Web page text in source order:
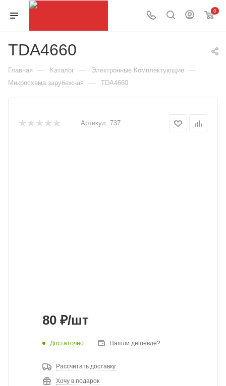
0
TDA4660
Главная — Каталог — Электронные Комплектующие —
Микросхема зарубежная — TDA4660
Артикул: 737
80 ₽/шт
Достаточно Нашли дешевле?
Рассчитать доставку
Хочу в подарок